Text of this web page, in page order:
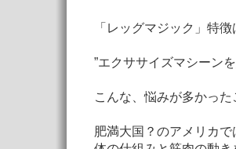
「レッグマジック」特
”エクササイズマシーン
こんな、悩みが多かっ
肥満大国？のアメリカ